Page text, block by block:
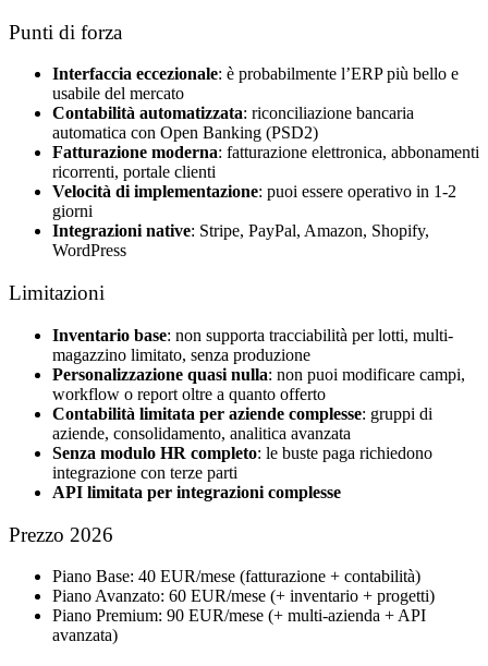
Punti di forza
Interfaccia eccezionale: è probabilmente l’ERP più bello e
usabile del mercato
Contabilità automatizzata: riconciliazione bancaria
automatica con Open Banking (PSD2)
Fatturazione moderna: fatturazione elettronica, abbonamenti
ricorrenti, portale clienti
Velocità di implementazione: puoi essere operativo in 1-2
giorni
Integrazioni native: Stripe, PayPal, Amazon, Shopify,
WordPress
Limitazioni
Inventario base: non supporta tracciabilità per lotti, multi-
magazzino limitato, senza produzione
Personalizzazione quasi nulla: non puoi modificare campi,
workflow o report oltre a quanto offerto
Contabilità limitata per aziende complesse: gruppi di
aziende, consolidamento, analitica avanzata
Senza modulo HR completo: le buste paga richiedono
integrazione con terze parti
API limitata per integrazioni complesse
Prezzo 2026
Piano Base: 40 EUR/mese (fatturazione + contabilità)
Piano Avanzato: 60 EUR/mese (+ inventario + progetti)
Piano Premium: 90 EUR/mese (+ multi-azienda + API
avanzata)